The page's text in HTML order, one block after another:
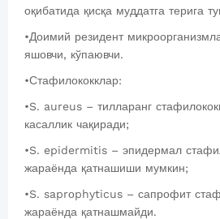
оқибатида қисқа муддатга терига
•Доимий резидент
яшовчи, кўпаювчи.
•Стафилококклар:
•S. aureus – тилларанг
касаллик чақиради;
•S. epidermitis – эпидермал
жараёнда қатнашиши мумкин;
•S. saprоphyticus – сапрофит
жараёнда қатнашмайди.